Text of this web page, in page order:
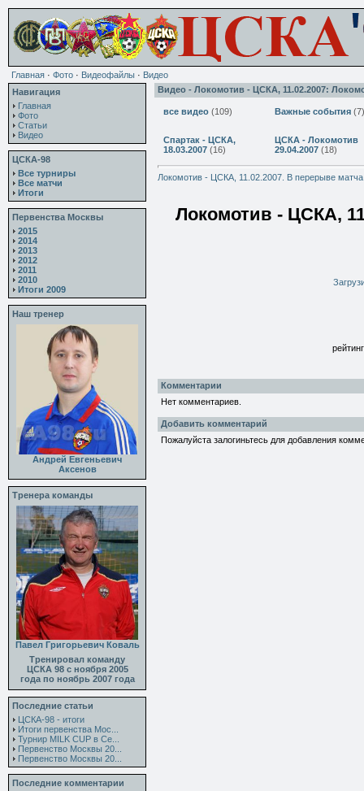
Главная · Фото · Видеофайлы · Видео
Навигация
Главная
Фото
Статьи
Видео
ЦСКА-98
Все турниры
Все матчи
Итоги
Первенства Москвы
2015
2014
2013
2012
2011
2010
Итоги 2009
Наш тренер
Андрей Евгеньевич
Аксенов
Тренера команды
Павел Григорьевич Коваль
Тренировал команду
ЦСКА 98 с ноября 2005
года по ноябрь 2007 года
Последние статьи
ЦСКА-98 - итоги
Итоги первенства Мос...
Турнир MILK CUP в Се...
Первенство Москвы 20...
Первенство Москвы 20...
Последние комментарии
Видео - Локомотив - ЦСКА, 11.02.2007:
все видео (109) Важные события (7)
Спартак - ЦСКА,
18.03.2007 (16)
ЦСКА - Локомотив
29.04.2007 (18)
Локомотив - ЦСКА, 11.02.2007. В перерыве
Локомотив - ЦСКА,
Комментарии
Нет комментариев.
Добавить комментарий
Пожалуйста залогиньтесь для добавления